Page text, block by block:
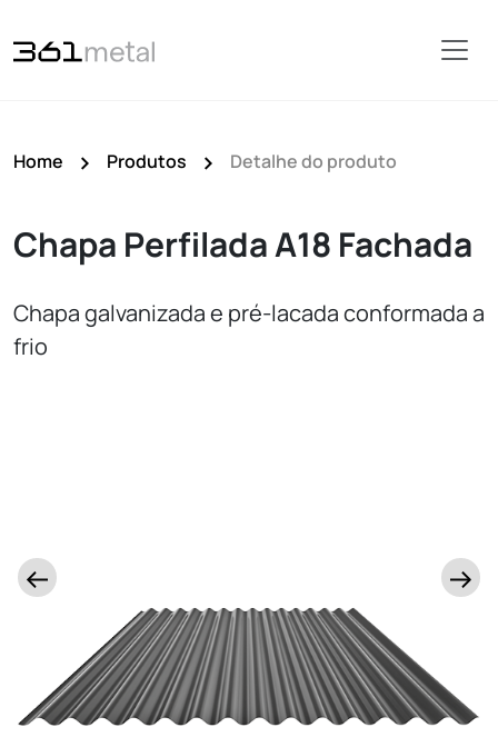
Home Produtos Detalhe do produto
Chapa Perfilada A18 Fachada
Chapa galvanizada e pré-lacada conformada a
frio